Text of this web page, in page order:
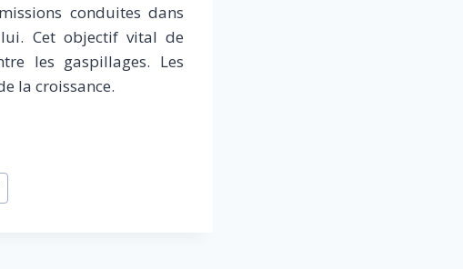
conduites dans
Cet objectif vital de
les gaspillages. Les
la croissance.